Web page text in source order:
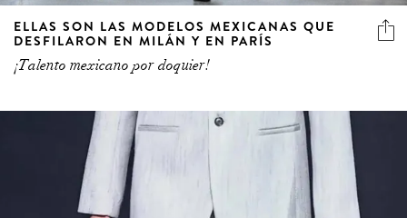
ELLAS SON LAS MODELOS MEXICANAS QUE
DESFILARON EN MILÁN Y EN PARÍS
¡Talento mexicano por doquier!